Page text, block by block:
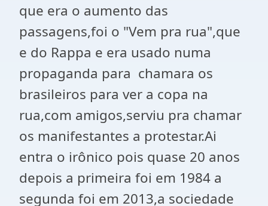
que era o aumento das
passagens,foi o "Vem pra rua",que
e do Rappa e era usado numa
propaganda para chamara os
brasileiros para ver a copa na
rua,com amigos,serviu pra chamar
os manifestantes a protestar.Ai
entra o irônico pois quase 20 anos
depois a primeira foi em 1984 a
segunda foi em 2013,a sociedade